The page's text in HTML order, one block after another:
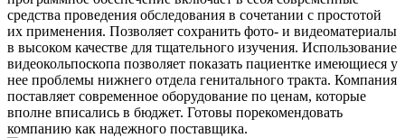
средства проведения обследования в сочетании с простотой
их применения. Позволяет сохранить фото- и видеоматериалы
в высоком качестве для тщательного изучения. Использование
видеокольпоскопа позволяет показать пациентке имеющиеся у
нее проблемы нижнего отдела генитального тракта. Компания
поставляет современное оборудование по ценам, которые
вполне вписались в бюджет. Готовы порекомендовать
компанию как надежного поставщика.